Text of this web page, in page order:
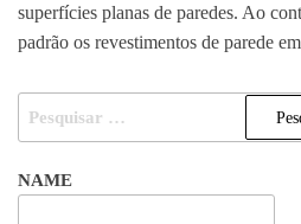
superfícies planas de paredes. Ao
padrão os revestimentos de parede
NAME